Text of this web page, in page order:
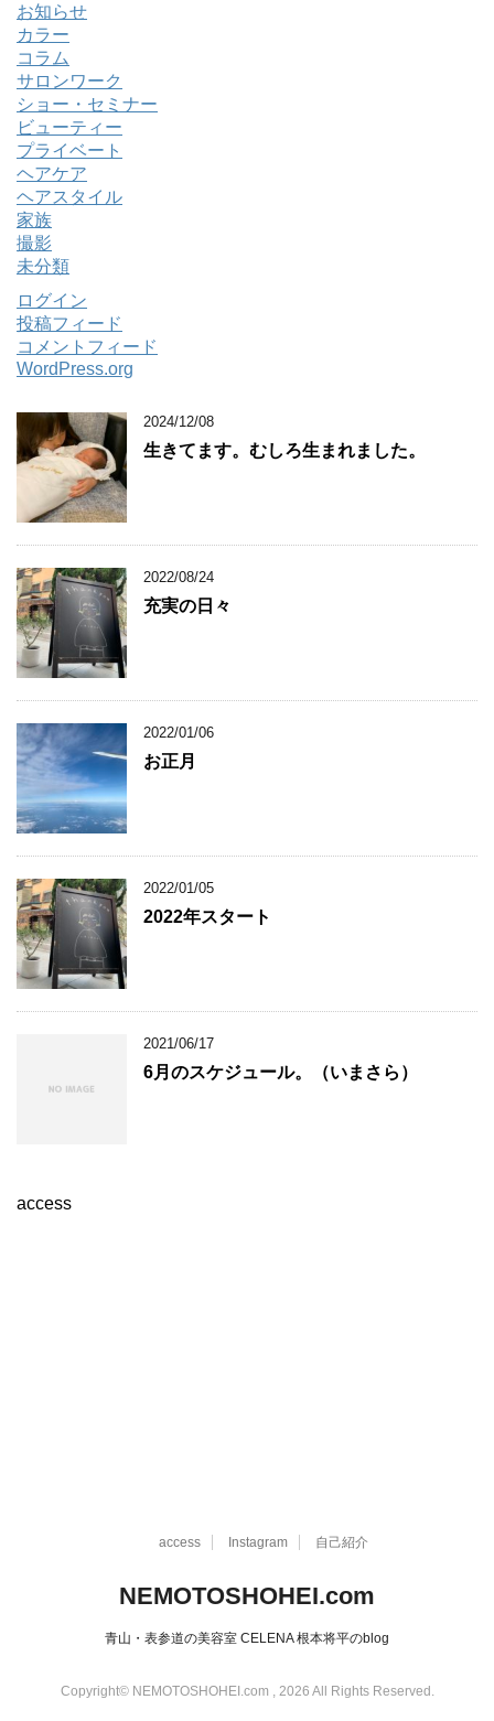
お知らせ
カラー
コラム
サロンワーク
ショー・セミナー
ビューティー
プライベート
ヘアケア
ヘアスタイル
家族
撮影
未分類
ログイン
投稿フィード
コメントフィード
WordPress.org
2024/12/08
生きてます。むしろ生まれました。
2022/08/24
充実の日々
2022/01/06
お正月
2022/01/05
2022年スタート
2021/06/17
6月のスケジュール。（いまさら）
access
access Instagram 自己紹介
NEMOTOSHOHEI.com
青山・表参道の美容室 CELENA 根本将平のblog
Copyright© NEMOTOSHOHEI.com , 2026 All Rights Reserved.